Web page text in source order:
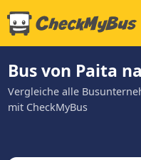
Bus von Paita
Vergleiche alle
mit CheckMyBus